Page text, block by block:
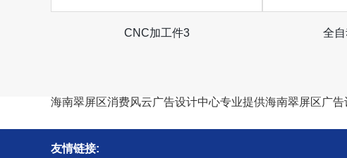
CNC加工件3 全
海南翠屏区消费风云广告设计中心专业提供海南翠屏区广
友情链接: